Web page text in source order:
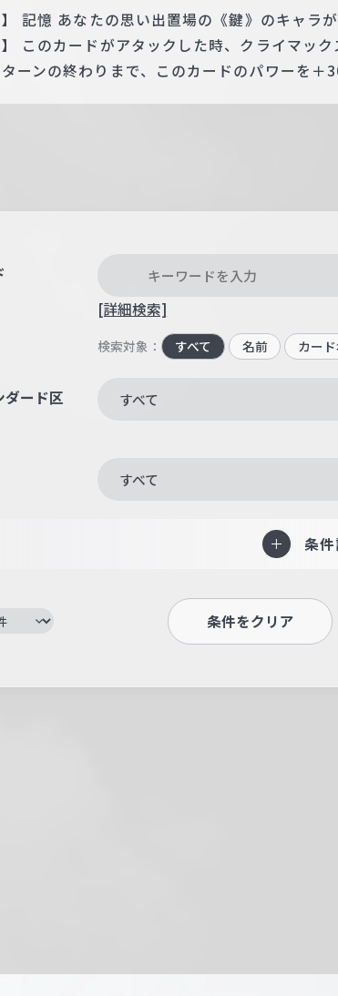
】 記憶 あなたの思い出置場の《鍵》のキャラ
】 このカードがアタックした時、クライマッ
ーンの終わりまで、このカードのパワーを＋
[詳細検索]
検索対象： すべて 名前 カー
ダード区
すべて
すべて
条
条件をクリア